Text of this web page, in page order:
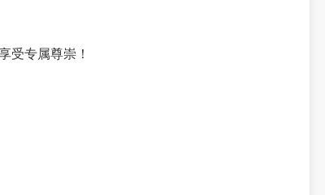
受专属尊崇！